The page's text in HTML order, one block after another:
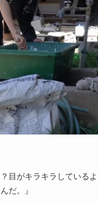
目がキラキラしている
だ。』